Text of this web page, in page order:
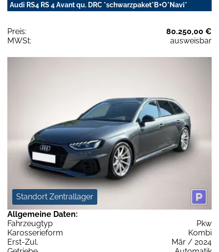
Audi RS4 RS 4 Avant qu. DRC *schwarzpaket*B+O*Navi*
Preis:
80.250,00 €
MWSt:
ausweisbar
Standort Zentrallager
Allgemeine Daten:
Fahrzeugtyp
Pkw
Karosserieform
Kombi
Erst-Zul.
Mär / 2024